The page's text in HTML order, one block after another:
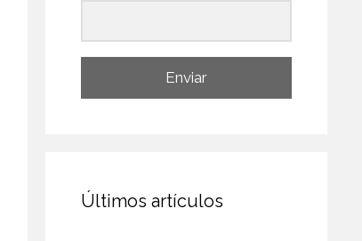
Enviar
Últimos artículos